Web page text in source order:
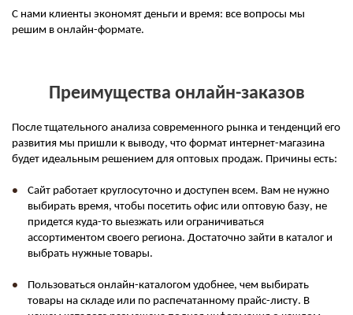
С нами клиенты экономят деньги и время: все вопросы мы
решим в онлайн-формате.
Преимущества онлайн-заказов
После тщательного анализа современного рынка и тенденций его
развития мы пришли к выводу, что формат интернет-магазина
будет идеальным решением для оптовых продаж. Причины есть:
Сайт работает круглосуточно и доступен всем. Вам не нужно
выбирать время, чтобы посетить офис или оптовую базу, не
придется куда-то выезжать или ограничиваться
ассортиментом своего региона. Достаточно зайти в каталог и
выбрать нужные товары.
Пользоваться онлайн-каталогом удобнее, чем выбирать
товары на складе или по распечатанному прайс-листу. В